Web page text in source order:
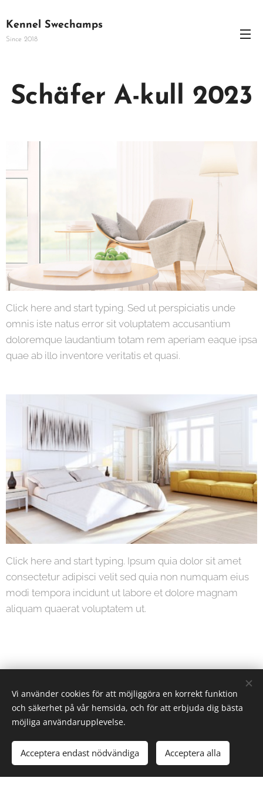
Kennel Swechamps
Since 2018
Schäfer A-kull 2023
Click here and start typing. Sed ut perspiciatis unde
omnis iste natus error sit voluptatem accusantium
doloremque laudantium totam rem aperiam eaque ipsa
quae ab illo inventore veritatis et quasi.
Click here and start typing. Ipsum quia dolor sit amet
consectetur adipisci velit sed quia non numquam eius
modi tempora incidunt ut labore et dolore magnam
aliquam quaerat voluptatem ut.
Kennel Swechamps | All rights reserved 2025
Vostotjnoevropejskaja ovtjarka - VEO - East European Shepherd -
Östeuropeisk Vallhund - Tysk schäfer - German shepherd
Powered byWebnode Cookies
Vi använder cookies för att möjliggöra en korrekt funktion
och säkerhet på vår hemsida, och för att erbjuda dig bästa
möjliga användarupplevelse.
Acceptera endast nödvändiga Acceptera alla